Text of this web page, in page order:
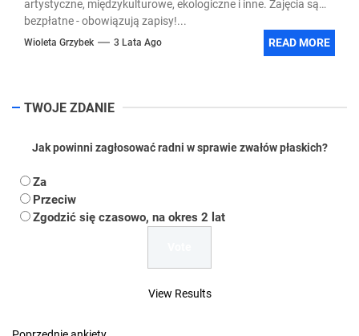
artystyczne, międzykulturowe, ekologiczne i inne. Zajęcia są
bezpłatne - obowiązują zapisy!...
Wioleta Grzybek 3 Lata Ago READ MORE
TWOJE ZDANIE
Jak powinni zagłosować radni w sprawie zwałów płaskich?
Za
Przeciw
Zgodzić się czasowo, na okres 2 lat
View Results